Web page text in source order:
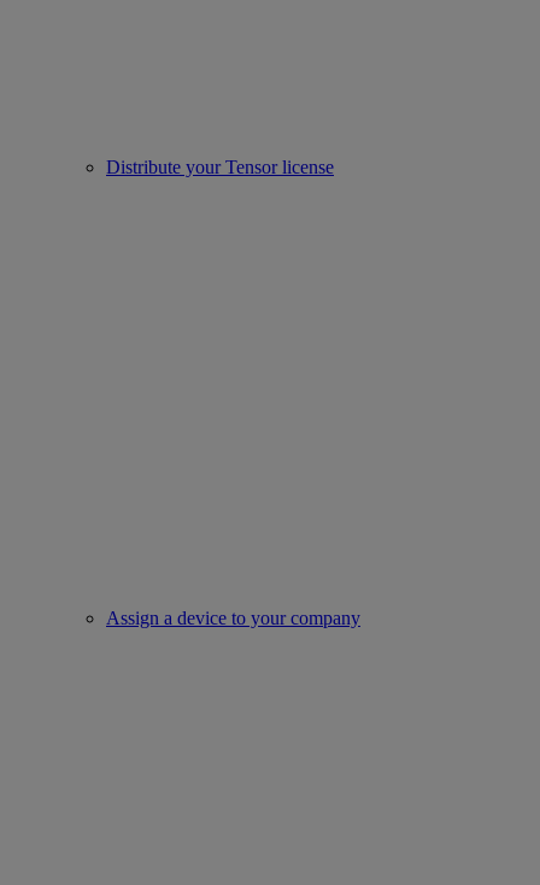
Distribute your Tensor license
Assign a device to your company